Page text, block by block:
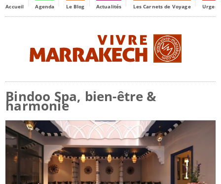
Accueil Agenda Le Blog Actualités Les Carnets de Voyage
Bindoo Spa, bien-être &
harmonie